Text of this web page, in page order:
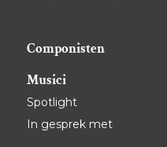
Componisten
Musici
Spotlight
In gesprek met